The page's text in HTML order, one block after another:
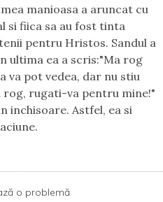
manioasa a aruncat cu
si fiica sa au fost tinta
pentru Hristos. Sandul a
ultima ea a scris:"Ma rog
va pot vedea, dar nu stiu
rog, rugati-va pentru mine!"
inchisoare. Astfel, ea si
o problemă